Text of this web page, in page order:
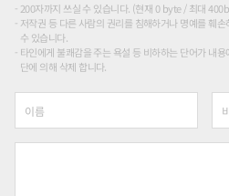
200자까지 쓰실 수 있습니다. (현재 0 byte / 최대
저작권 등 다른 사람의 권리를 침해하거나 명예를 훼
수 있습니다.
타인에게 불쾌감을 주는 욕설 등 비하하는 단어가 내
단에 의해 삭제 합니다.